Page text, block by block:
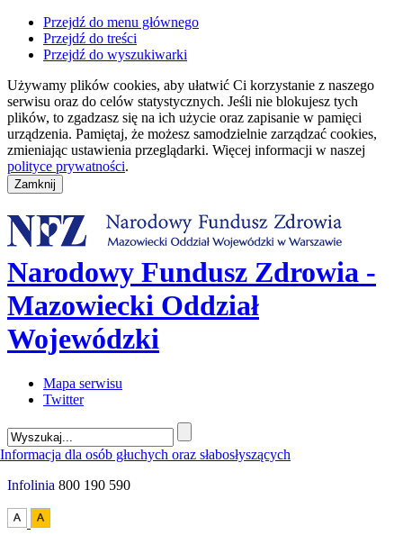
Przejdź do menu głównego
Przejdź do treści
Przejdź do wyszukiwarki
Używamy plików cookies, aby ułatwić Ci korzystanie z naszego
serwisu oraz do celów statystycznych. Jeśli nie blokujesz tych
plików, to zgadzasz się na ich użycie oraz zapisanie w pamięci
urządzenia. Pamiętaj, że możesz samodzielnie zarządzać cookies,
zmieniając ustawienia przeglądarki. Więcej informacji w naszej
polityce prywatności.
Narodowy Fundusz Zdrowia -
Mazowiecki Oddział
Wojewódzki
Mapa serwisu
Twitter
Infolinia 800 190 590